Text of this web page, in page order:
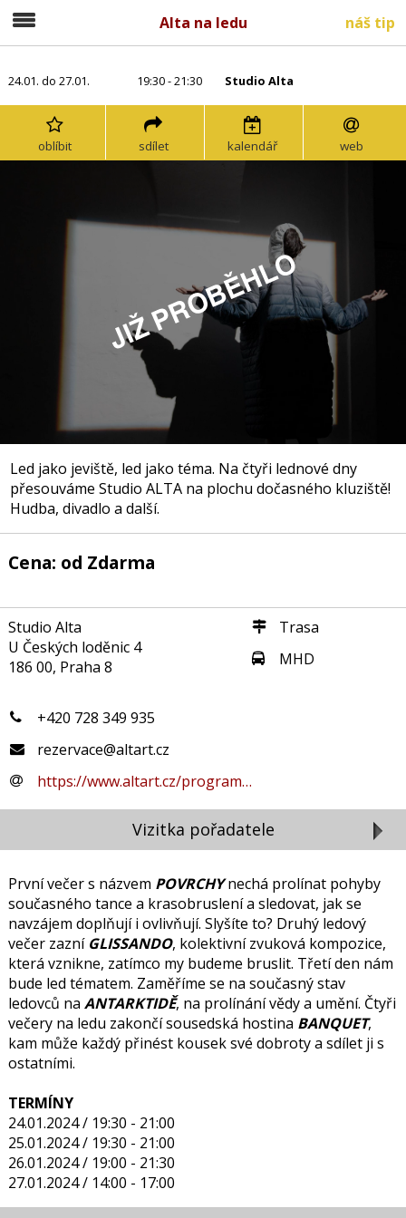
Alta na ledu náš tip
24.01. do 27.01. 19:30 - 21:30 Studio Alta
oblíbit sdílet kalendář web
Led jako jeviště, led jako téma. Na čtyři lednové dny
přesouváme Studio ALTA na plochu dočasného kluziště!
Hudba, divadlo a další.
Cena: od Zdarma
Studio Alta
U Českých loděnic 4
186 00, Praha 8
Trasa
MHD
+420 728 349 935
rezervace@altart.cz
https://www.altart.cz/program…
Vizitka pořadatele
První večer s názvem POVRCHYnechá prolínat pohyby
současného tance a krasobruslení a sledovat, jak se
navzájem doplňují i ovlivňují. Slyšíte to? Druhý ledový
večer zazní GLISSANDO, kolektivní zvuková kompozice,
která vznikne, zatímco my budeme bruslit. Třetí den nám
bude led tématem. Zaměříme se na současný stav
ledovců na ANTARKTIDĚ, na prolínání vědy a umění. Čtyři
večery na ledu zakončí sousedská hostina BANQUET,
kam může každý přinést kousek své dobroty a sdílet ji s
ostatními.
TERMÍNY
24.01.2024 / 19:30 - 21:00
25.01.2024 / 19:30 - 21:00
26.01.2024 / 19:00 - 21:30
27.01.2024 / 14:00 - 17:00